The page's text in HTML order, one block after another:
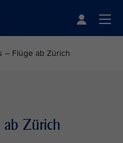
– Flüge ab Zürich
Zürich